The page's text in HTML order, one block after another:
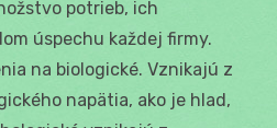
potrieb, ich
úspechu každej firmy.
na biologické. Vznikajú z
napätia, ako je hlad,